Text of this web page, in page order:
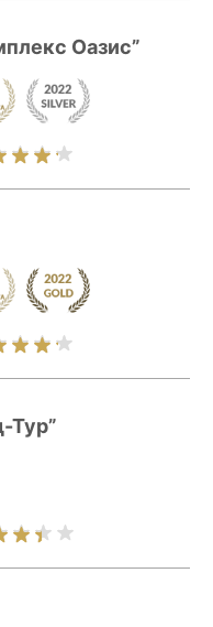
Оазис”
Тур”